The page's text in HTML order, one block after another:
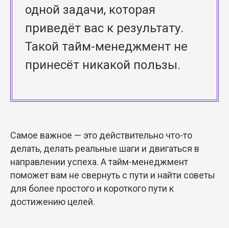
одной задачи, которая
приведёт вас к результату.
Такой тайм-менеджмент не
принесёт никакой пользы.
Самое важное — это действительно что-то
делать, делать реальные шаги и двигаться в
направлении успеха. А тайм-менеджмент
поможет вам не свернуть с пути и найти советы
для более простого и короткого пути к
достижению целей.